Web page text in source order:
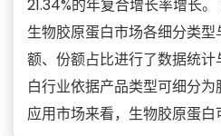
21.34%的年复合增长率增长
生物胶原蛋白市场各细分类
额、份额占比进行了数据统
白行业依据产品类型可细分
应用市场来看，生物胶原蛋白